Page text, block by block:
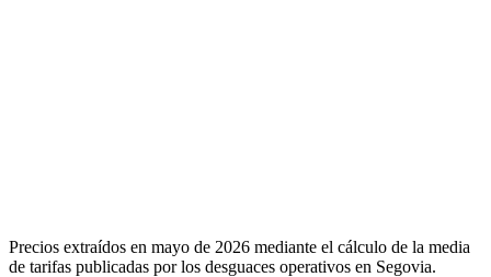
Precios extraídos en mayo de 2026 mediante el cálculo de la media
de tarifas publicadas por los desguaces operativos en Segovia.